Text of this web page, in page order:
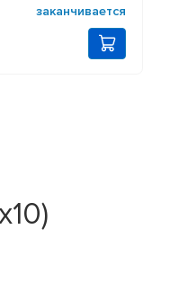
заканчивается